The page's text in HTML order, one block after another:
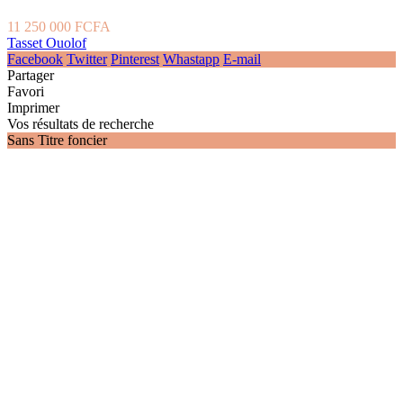
11 250 000 FCFA
Tasset Ouolof
Facebook Twitter Pinterest Whastapp E-mail
Partager
Favori
Imprimer
Vos résultats de recherche
Sans Titre foncier